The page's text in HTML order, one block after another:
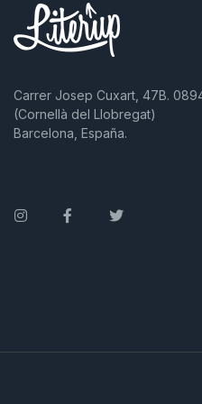
Carrer Josep Cuxart, 47B.
(Cornellà del Llobregat)
Barcelona, España.
InstagramFacebookTwitter